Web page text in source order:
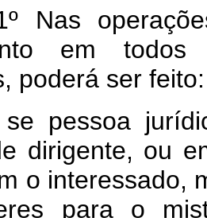
Nas
em
poderá ser feito:
jurídica
dirigente, ou
o interessado,
para o